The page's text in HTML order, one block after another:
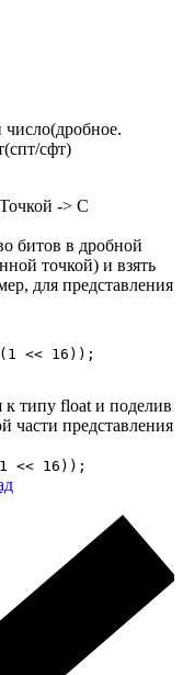
число(дробное.
сфт)
-> С
битов в дробной
точкой) и взять
для представления
<< 16));
к типу float и поделив
части представления
16));